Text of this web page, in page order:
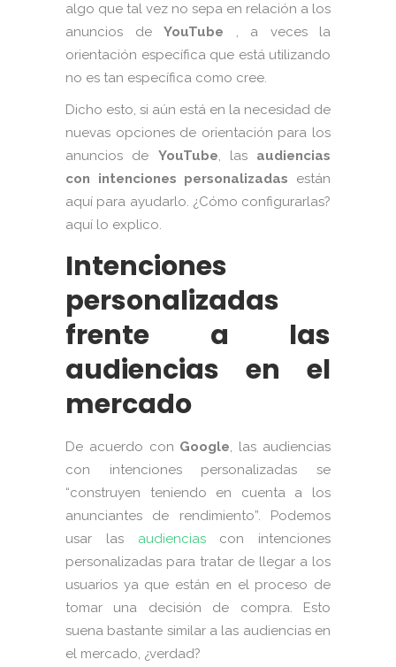
algo que tal vez no sepa en relación a los
anuncios de YouTube , a veces la
orientación específica que está utilizando
no es tan específica como cree.
Dicho esto, si aún está en la necesidad de
nuevas opciones de orientación para los
anuncios de YouTube, las audiencias
con intenciones personalizadas están
aquí para ayudarlo. ¿Cómo configurarlas?
aquí lo explico.
Intenciones
personalizadas
frente a las
audiencias en el
mercado
De acuerdo con Google, las audiencias
con intenciones personalizadas se
“construyen teniendo en cuenta a los
anunciantes de rendimiento”. Podemos
usar las audiencias con intenciones
personalizadas para tratar de llegar a los
usuarios ya que están en el proceso de
tomar una decisión de compra. Esto
suena bastante similar a las audiencias en
el mercado, ¿verdad?